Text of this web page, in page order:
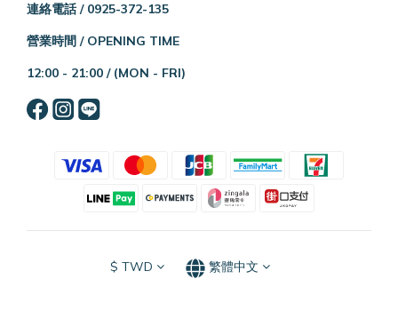
連絡電話 / 0925-372-135
營業時間 / OPENING TIME
12:00 - 21:00 / (MON - FRI)
$ TWD 繁體中文